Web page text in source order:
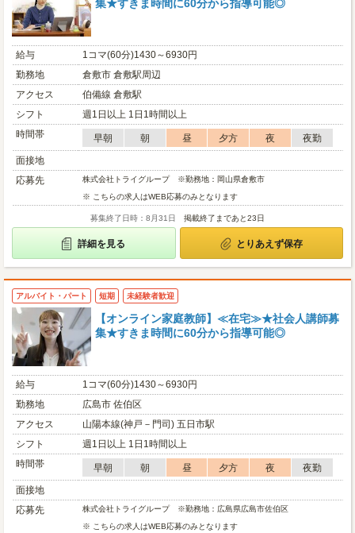
集★すきま時間に60分から指導可能◎
給与
1コマ(60分)1430～6930円
勤務地
倉敷市 倉敷駅周辺
アクセス
伯備線 倉敷駅
シフト
週1日以上 1日1時間以上
時間帯
早朝 朝 昼 夕方 夜
夜勤
面接地
応募先
株式会社トライグループ ※勤務地：岡山県倉敷市
※ こちらの求人はWEB応募のみとなります
募集終了日時：8月31日 掲載終了まであと23日
詳細を見る とりあえず保存
アルバイト・パート 短期 未経験者歓迎
【オンライン家庭教師】≪在宅≫★社会人講師募
集★すきま時間に60分から指導可能◎
給与
1コマ(60分)1430～6930円
勤務地
広島市 佐伯区
アクセス
山陽本線(神戸－門司) 五日市駅
シフト
週1日以上 1日1時間以上
時間帯
早朝 朝 昼 夕方 夜
夜勤
面接地
応募先
株式会社トライグループ ※勤務地：広島県広島市佐伯区
※ こちらの求人はWEB応募のみとなります